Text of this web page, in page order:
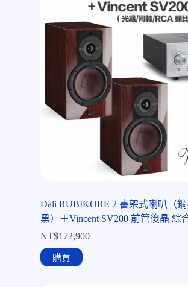
Dali RUBIKORE 2 書架式喇叭（
黑）＋Vincent SV200 前管後晶 綜
NT$172,900
購買